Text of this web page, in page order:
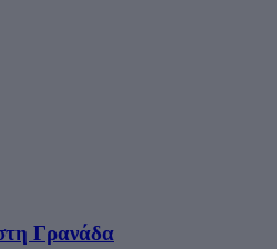
Γρανάδα